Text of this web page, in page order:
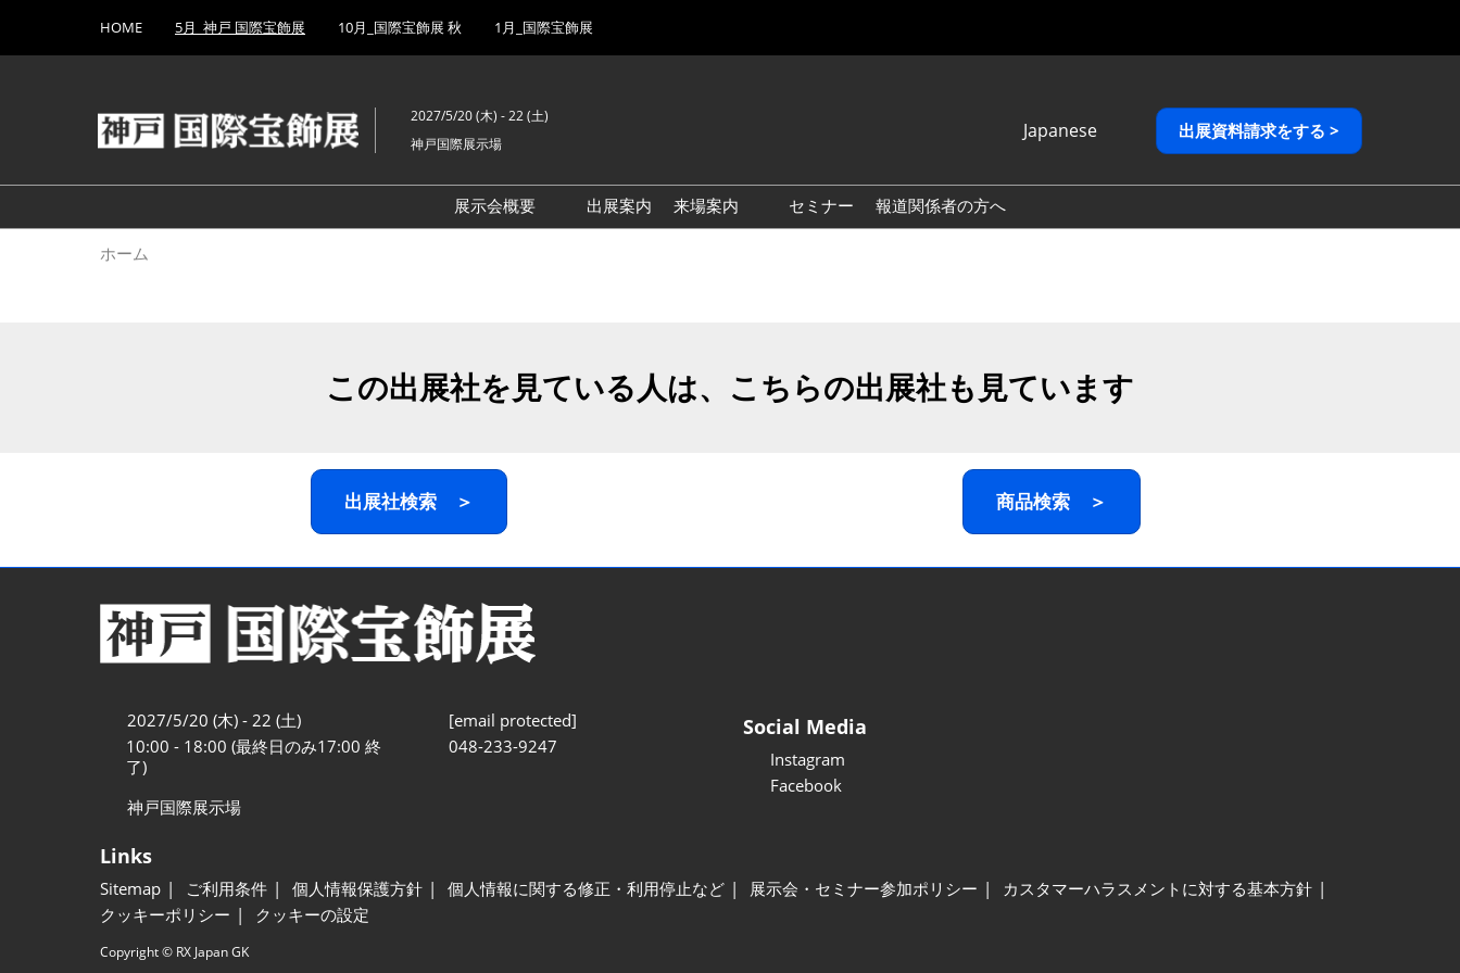
キ
し
て
to
HOME 5月_神戸 国際宝飾展 10月_国際宝飾展 秋 1月_国際宝飾展
2027/5/20 (木) - 22 (土)
神戸国際展示場
Japanese
English
繁體中文
出展資料請求をする >
展示会概要
出展案内
来場案内
セミナー 報道関係者の方へ
ホーム
この出展社を見ている人は、こちらの出展社も見ています
出展社検索 ＞ 商品検索 ＞
2027/5/20 (木) - 22 (土)
10:00 - 18:00 (最終日のみ17:00 終
了)
神戸国際展示場
[email protected]
048-233-9247
Social Media
Instagram
Facebook
Links
Sitemap ご利用条件 個人情報保護方針 個人情報に関する修正・利用停止など 展示会・セミナー参加ポリシー
カスタマーハラスメントに対する基本方針
クッキーポリシー
クッキーの設定
Copyright © RX Japan GK